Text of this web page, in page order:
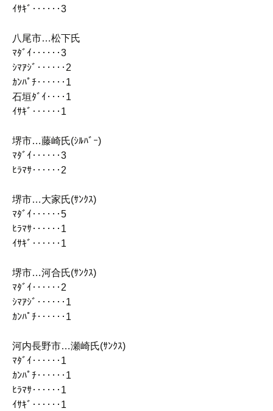
ｲｻｷﾞ‥‥‥3
八尾市…松下氏
ﾏﾀﾞｲ‥‥‥3
ｼﾏｱｼﾞ‥‥‥2
ｶﾝﾊﾟﾁ‥‥‥1
石垣ﾀﾞｲ‥‥1
ｲｻｷﾞ‥‥‥1
堺市…藤崎氏(ｼﾙﾊﾞｰ)
ﾏﾀﾞｲ‥‥‥3
ﾋﾗﾏｻ‥‥‥2
堺市…大家氏(ｻﾝｸｽ)
ﾏﾀﾞｲ‥‥‥5
ﾋﾗﾏｻ‥‥‥1
ｲｻｷﾞ‥‥‥1
堺市…河合氏(ｻﾝｸｽ)
ﾏﾀﾞｲ‥‥‥2
ｼﾏｱｼﾞ‥‥‥1
ｶﾝﾊﾟﾁ‥‥‥1
河内長野市…瀬崎氏(ｻﾝｸｽ)
ﾏﾀﾞｲ‥‥‥1
ｶﾝﾊﾟﾁ‥‥‥1
ﾋﾗﾏｻ‥‥‥1
ｲｻｷﾞ‥‥‥1